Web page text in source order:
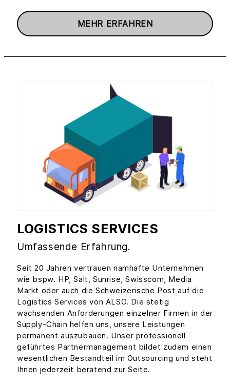
MEHR ERFAHREN
LOGISTICS SERVICES
Umfassende Erfahrung.
Seit 20 Jahren vertrauen namhafte Unternehmen
wie bspw. HP, Salt, Sunrise, Swisscom, Media
Markt oder auch die Schweizerische Post auf die
Logistics Services von ALSO. Die stetig
wachsenden Anforderungen einzelner Firmen in der
Supply-Chain helfen uns, unsere Leistungen
permanent auszubauen. Unser professionell
geführtes Partnermanagement bildet zudem einen
wesentlichen Bestandteil im Outsourcing und steht
Ihnen jederzeit beratend zur Seite.